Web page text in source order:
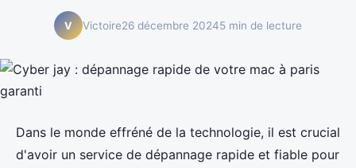
V Victoire26 décembre 20245 min de lecture
Dans le monde effréné de la technologie, il est crucial
d'avoir un service de dépannage rapide et fiable pour